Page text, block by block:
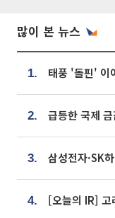
많이 본 뉴스
1.
2. 급등한 국제
3. 삼성전자·SK
4. [오늘의 IR] 고